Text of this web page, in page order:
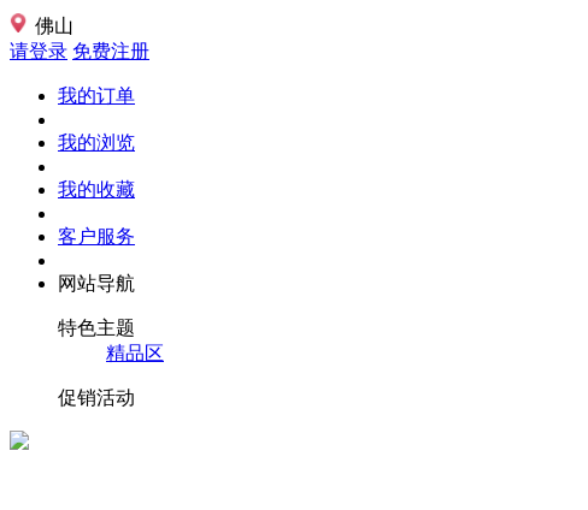
佛山
请登录 免费注册
我的订单
我的浏览
我的收藏
客户服务
网站导航
特色主题
精品区
促销活动